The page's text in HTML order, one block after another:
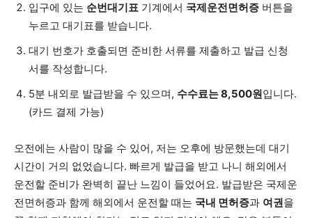
입구에 있는 순번대기표 기계에서 국제운전면허증 버튼을
누르고 대기표를 받습니다.
대기 번호가 호출되면 준비한 서류를 제출하고 발급 신청
서를 작성합니다.
5분 내외로 발급받을 수 있으며, 수수료는 8,500원입니다.
(카드 결제 가능)
오전에는 사람이 많을 수 있어, 저는 오후에 방문했는데 대기
시간이 거의 없었습니다. 빠르게 발급을 받고 나니 해외에서
운전할 준비가 완벽히 끝난 느낌이 들었어요. 발급받은 국제운
전면허증과 함께 해외에서 운전할 때는 국내 면허증과 여권을